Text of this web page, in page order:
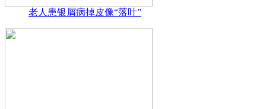
老人患银屑病掉皮像“落叶”